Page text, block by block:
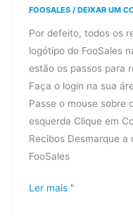
FOOSALES / DEIXAR UM
Por defeito, todos os
logótipo do FooSales
estão os passos para
Faça o login na sua
Passe o mouse sobre
esquerda Clique em
Recibos Desmarque a
FooSales
FooSales
na
parte
inferior
dos
meus
recibos?
Ler mais "